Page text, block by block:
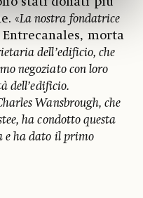
«La nostra fondatrice
morta
dell’edificio, che
negoziato con loro
dell’edificio.
Wansbrough, che
ha condotto questa
e ha dato il primo